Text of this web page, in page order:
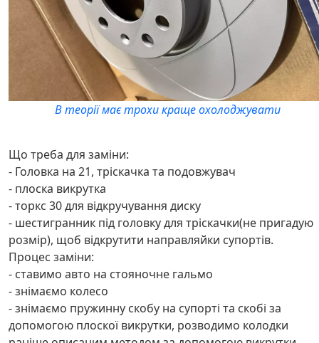
В теорії має трохи краще охолоджувати
Що треба для заміни:
- Головка на 21, тріскачка та подовжувач
- плоска викрутка
- торкс 30 для відкручування диску
- шестигранник під головку для тріскачки(не пригадую
розмір), щоб відкрутити направляйки супортів.
Процес заміни:
- ставимо авто на стояночне гальмо
- знімаємо колесо
- знімаємо пружинну скобу на супорті та скобі за
допомогою плоскої викрутки, розводимо колодки